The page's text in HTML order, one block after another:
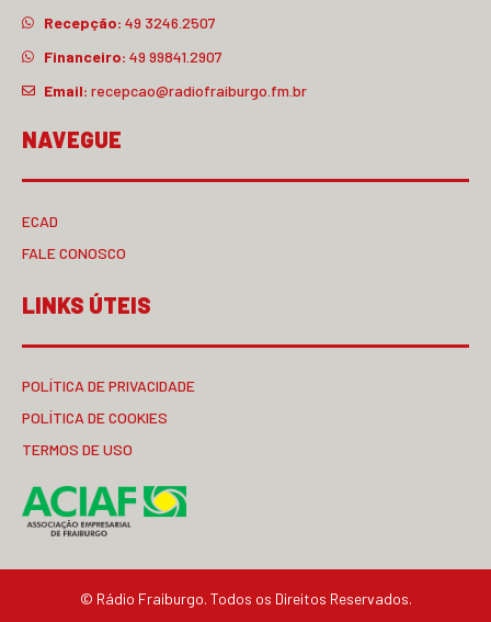
Recepção: 49 3246.2507
Financeiro: 49 99841.2907
Email: recepcao@radiofraiburgo.fm.br
NAVEGUE
ECAD
FALE CONOSCO
LINKS ÚTEIS
POLÍTICA DE PRIVACIDADE
POLÍTICA DE COOKIES
TERMOS DE USO
© Rádio Fraiburgo. Todos os Direitos Reservados.